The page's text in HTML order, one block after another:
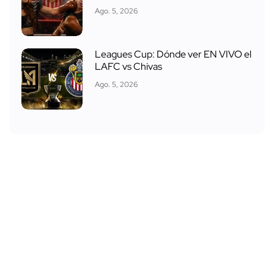
Ago. 5, 2026
Leagues Cup: Dónde ver EN VIVO el
LAFC vs Chivas
Ago. 5, 2026